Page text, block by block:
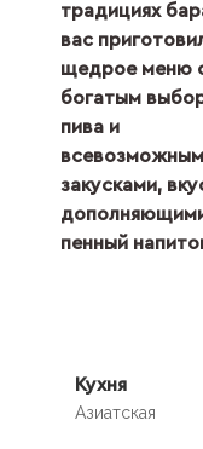
традициях
вас
щедрое меню
богатым
пива и
закусками,
пенный
Кухня
Азиатская